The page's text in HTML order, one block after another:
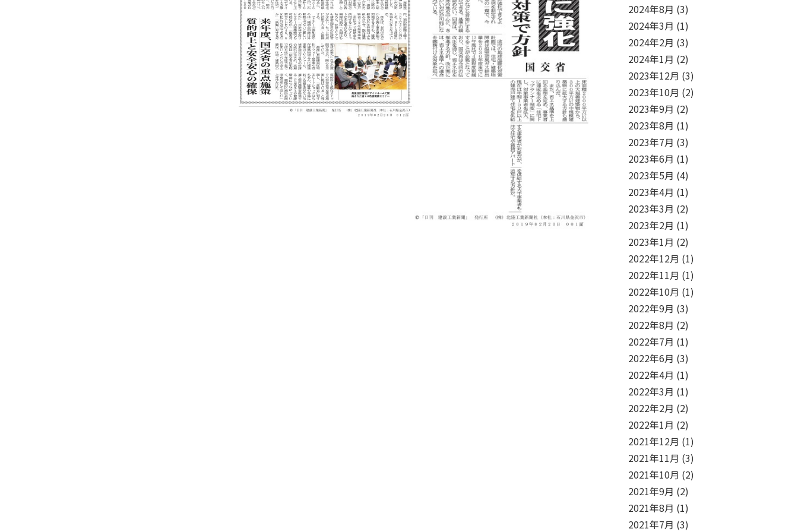
2024年8月 (3)
2024年3月 (1)
2024年2月 (3)
2024年1月 (2)
2023年12月 (3)
2023年10月 (2)
2023年9月 (2)
2023年8月 (1)
2023年7月 (3)
2023年6月 (1)
2023年5月 (4)
2023年4月 (1)
2023年3月 (2)
2023年2月 (1)
2023年1月 (2)
2022年12月 (1)
2022年11月 (1)
2022年10月 (1)
2022年9月 (3)
2022年8月 (2)
2022年7月 (1)
2022年6月 (3)
2022年4月 (1)
2022年3月 (1)
2022年2月 (2)
2022年1月 (2)
2021年12月 (1)
2021年11月 (3)
2021年10月 (2)
2021年9月 (2)
2021年8月 (1)
2021年7月 (3)